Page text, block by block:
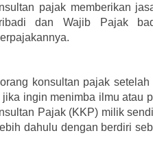
pajak memberikan
dan Wajib Pajak
konsultan pajak
ingin menimba ilmu atau
Pajak (KKP) milik
dahulu dengan berdiri